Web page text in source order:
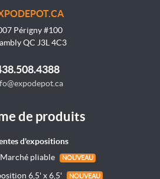
Périgny #100
QC J3L 4C3
de produits
d'expositions
pliable
NOUVEAU
6,5' x 6,5' NOUVEAU